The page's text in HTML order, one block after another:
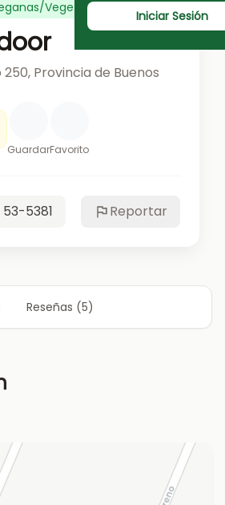
Iniciar Sesión
Vegetarianas
250, Provincia de Buenos
GuardarFavorito
5381 Reportar
Reseñas (5)